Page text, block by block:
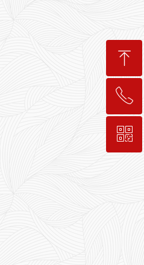
ꁸ
回到顶部
ꂅ
189-7498-5834
ꀥ